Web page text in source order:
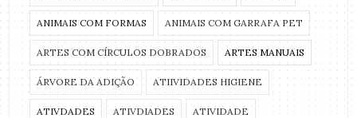
ANIMAIS COM FORMAS ANIMAIS COM GARRAFA PET
ARTES COM CÍRCULOS DOBRADOS ARTES MANUAIS
ÁRVORE DA ADIÇÃO ATIIVIDADES HIGIENE
ATIVDADES ATIVDIADES ATIVIDADE